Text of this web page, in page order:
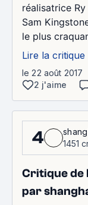
réalisatrice
Sam
le plus
Lire la critique
le 22 août 2017
2 j'aime
4
1451
Critique de
par